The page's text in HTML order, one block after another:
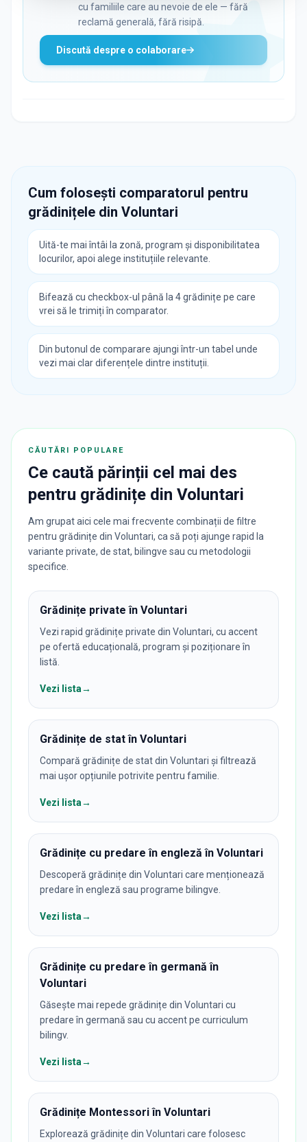
cu familiile care au nevoie de ele — fără
reclamă generală, fără risipă.
Discută despre o colaborare
Cum folosești comparatorul pentru
grădinițele din Voluntari
Uită-te mai întâi la zonă, program și disponibilitatea
locurilor, apoi alege instituțiile relevante.
Bifează cu checkbox-ul până la 4 grădinițe pe care
vrei să le trimiți în comparator.
Din butonul de comparare ajungi într-un tabel unde
vezi mai clar diferențele dintre instituții.
CĂUTĂRI POPULARE
Ce caută părinții cel mai des
pentru grădinițe din Voluntari
Am grupat aici cele mai frecvente combinații de filtre
pentru grădinițe din Voluntari, ca să poți ajunge rapid la
variante private, de stat, bilingve sau cu metodologii
specifice.
Grădinițe private în Voluntari
Vezi rapid grădinițe private din Voluntari, cu accent
pe ofertă educațională, program și poziționare în
listă.
Vezi lista→
Grădinițe de stat în Voluntari
Compară grădinițe de stat din Voluntari și filtrează
mai ușor opțiunile potrivite pentru familie.
Vezi lista→
Grădinițe cu predare în engleză în Voluntari
Descoperă grădinițe din Voluntari care menționează
predare în engleză sau programe bilingve.
Vezi lista→
Grădinițe cu predare în germană în
Voluntari
Găsește mai repede grădinițe din Voluntari cu
predare în germană sau cu accent pe curriculum
bilingv.
Vezi lista→
Grădinițe Montessori în Voluntari
Explorează grădinițe din Voluntari care folosesc